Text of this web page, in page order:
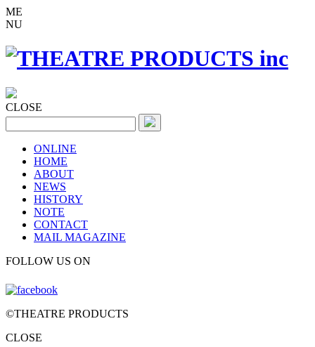
ME
NU
CLOSE
ONLINE
HOME
ABOUT
NEWS
HISTORY
NOTE
CONTACT
MAIL MAGAZINE
FOLLOW US ON
©THEATRE PRODUCTS
CLOSE